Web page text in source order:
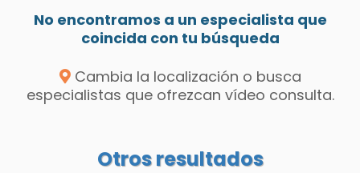
No encontramos a un especialista que
coincida con tu búsqueda
Cambia la localización o busca
especialistas que ofrezcan vídeo consulta.
Otros resultados